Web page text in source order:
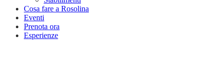
Cosa fare a Rosolina
Eventi
Prenota ora
Esperienze